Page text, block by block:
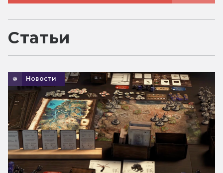
Статьи
Новости